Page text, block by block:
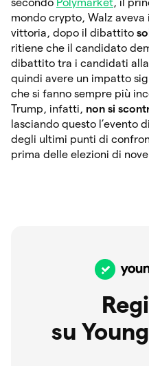
mondo crypto, Walz
vittoria, dopo il dibattito
ritiene che il candidato
dibattito tra i candidati
quindi avere un impatto
che si fanno sempre più
Trump, infatti, non si
lasciando questo l’evento
degli ultimi punti di
prima delle elezioni di
su